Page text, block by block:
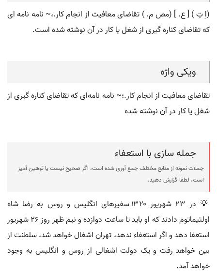
(اِ تِ ) [ ع. ] (مص م. ) تقاضای معافیت از انجام کار.،~ نامه نامه ای
که تقاضای کناره گیری از شغل یا کار در آن نوشته شده است.
ویکی واژه
تقاضای معافیت از انجام کار.؛~ نامه نامه‌ای که تقاضای کناره گیری از
شغل یا کار در آن نوشته شده‌
جمله سازی با استعفاء
جملات نمونه از منابع مختلف جمع آوری شده است، اگر صحیح نیست یا توهین آمیز
است، لطفا گزارش دهید.
💡 در ۲۳ شهریور ۱۳۲۰ سفیرهای انگلیس و روس به رضا شاه
اولتیماتوم دادند که او باید تا ساعت دوازده و نیم ظهر روز ۲۶ شهریور
استعفا دهد و اگر استعفاء ندهد، تهران اشغال خواهد شد، سلطنت از
بین خواهد رفت و یک دولت اشغالی از روس و انگلیس به وجود
خواهد آمد.